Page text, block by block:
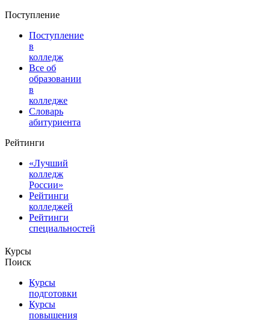
Поступление
Поступление
в
колледж
Все об
образовании
в
колледже
Словарь
абитуриента
Рейтинги
«Лучший
колледж
России»
Рейтинги
колледжей
Рейтинги
специальностей
Курсы
Поиск
Курсы
подготовки
Курсы
повышения